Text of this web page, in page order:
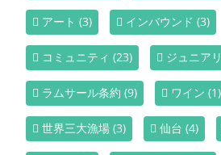
アート (3) インバウンド (3)
コミュニティ (23) ジュニア
ラムサール条約 (9) ワイン (1)
世界三大漁場 (3) 仙台 (4)